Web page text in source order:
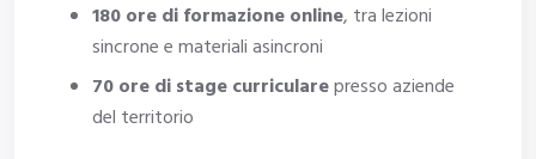
180 ore di formazione online, tra lezioni
sincrone e materiali asincroni
70 ore di stage curricularepresso aziende
del territorio